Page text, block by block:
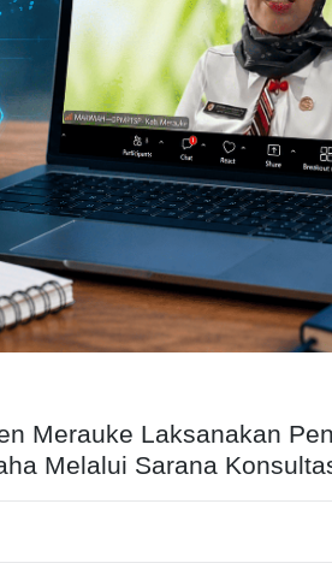
Merauke Laksanakan
Melalui Sarana